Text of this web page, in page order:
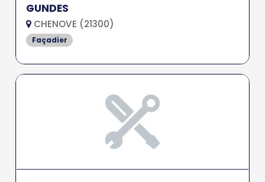
GUNDES
CHENOVE (21300)
Façadier